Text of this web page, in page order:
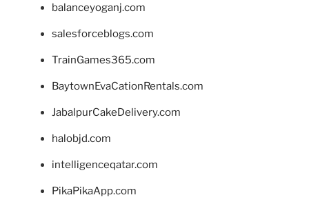
balanceyoganj.com
salesforceblogs.com
TrainGames365.com
BaytownEvaCationRentals.com
JabalpurCakeDelivery.com
halobjd.com
intelligenceqatar.com
PikaPikaApp.com